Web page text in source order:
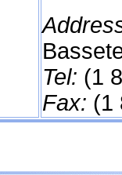
Tel: (1
Fax: (1